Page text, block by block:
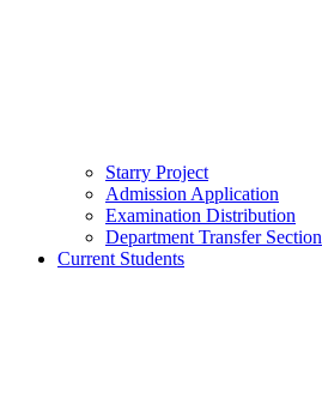
Starry Project
Admission Application
Examination Distribution
Department Transfer Section
Current Students